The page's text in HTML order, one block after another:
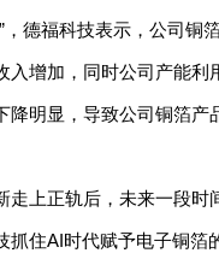
，德福科技表示，公司铜
入增加，同时公司产能利
降明显，导致公司铜箔产
走上正轨后，未来一段时
抓住AI时代赋予电子铜箔